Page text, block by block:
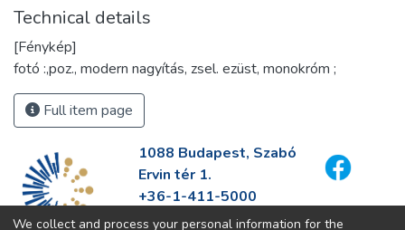
Technical details
[Fénykép]
fotó :,poz., modern nagyítás, zsel. ezüst, monokróm ;
Full item page
1088 Budapest, Szabó
Ervin tér 1.
+36-1-411-5000
info@fszek.hu
We collect and process your personal information for the